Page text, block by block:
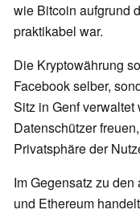
wie Bitcoin aufgrund
praktikabel war.
Die Kryptowährung
Facebook selber,
Sitz in Genf
Datenschützer
Privatsphäre der
Im Gegensatz zu
und Ethereum